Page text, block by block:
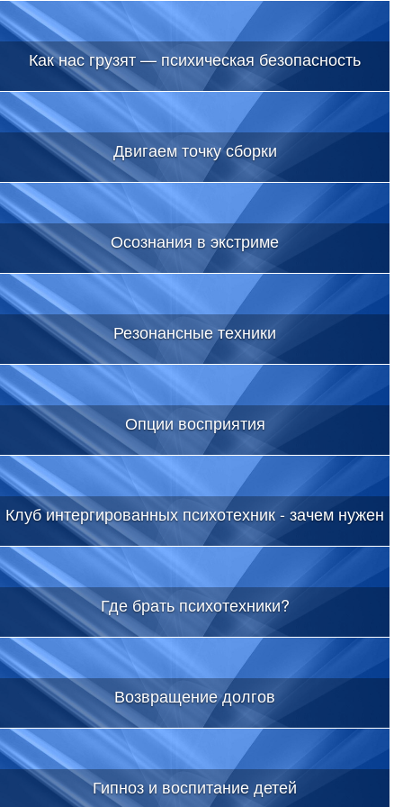
Как нас грузят — психическая безопасность
Двигаем точку сборки
Осознания в экстриме
Резонансные техники
Опции восприятия
Клуб интергированных психотехник - зачем нужен
Где брать психотехники?
Возвращение долгов
Гипноз и воспитание детей